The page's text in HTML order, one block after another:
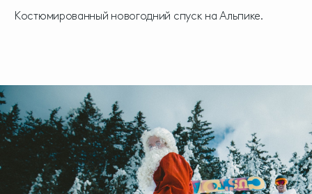
Костюмированный новогодний спуск на Альпике.